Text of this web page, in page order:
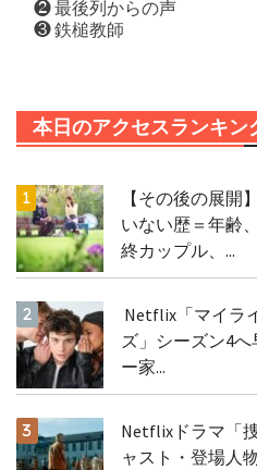
❷ 最後列からの声
❸ 鉄槌教師
本日のアクセスランキン
【その後の展
いない歴＝年齢
終カップル、...
Netflix「マイラ
ズ」シーズン4
ー家...
Netflixドラマ「
ャスト・登場人